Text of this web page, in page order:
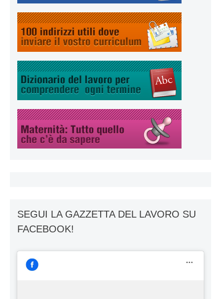
SEGUI LA GAZZETTA DEL LAVORO SU
FACEBOOK!